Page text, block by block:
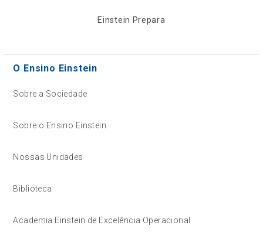
Einstein Prepara
O Ensino Einstein
Sobre a Sociedade
Sobre o Ensino Einstein
Nossas Unidades
Biblioteca
Academia Einstein de Excelência Operacional